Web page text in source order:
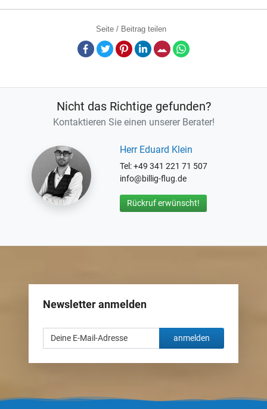
Seite / Beitrag teilen
Facebook
TwitterPinterestLinkedInE-Mail
Nicht das Richtige gefunden?
Kontaktieren Sie einen unserer Berater!
Herr Eduard Klein
Tel: +49 341 221 71 507
info@billig-flug.de
Rückruf erwünscht!
Newsletter anmelden
anmelden